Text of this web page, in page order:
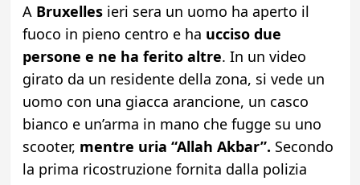
A Bruxellesieri sera un uomo ha aperto il
fuoco in pieno centro e ha ucciso due
persone e ne ha ferito altre. In un video
girato da un residente della zona, si vede un
uomo con una giacca arancione, un casco
bianco e un’arma in mano che fugge su uno
scooter, mentre uria “Allah Akbar”. Secondo
la prima ricostruzione fornita dalla polizia